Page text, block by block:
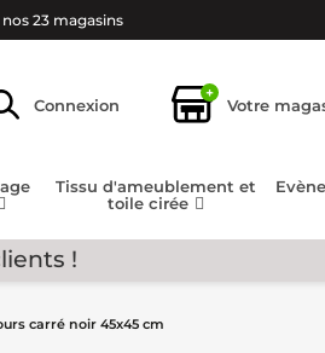
23 magasins
Connexion
+
Votre
Tissu d'ameublement et
toile cirée
!
carré noir 45x45 cm